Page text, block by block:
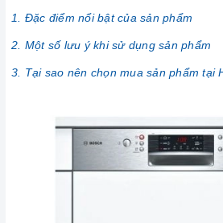
1. Đặc điểm nổi bật của sản phẩm
2. Một số lưu ý khi sử dụng sản phẩm
3. Tại sao nên chọn mua sản phẩm tại